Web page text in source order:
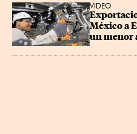
VIDEO
México a
un menor